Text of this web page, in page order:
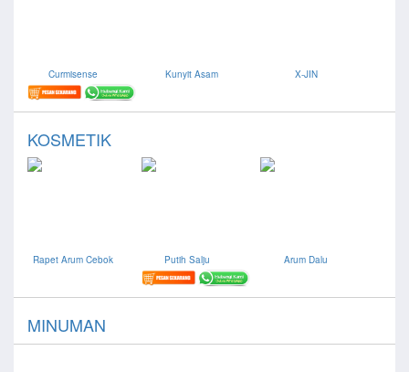
Curmisense Kunyit Asam X-JIN
KOSMETIK
Rapet Arum Cebok Putih Salju Arum Dalu
MINUMAN